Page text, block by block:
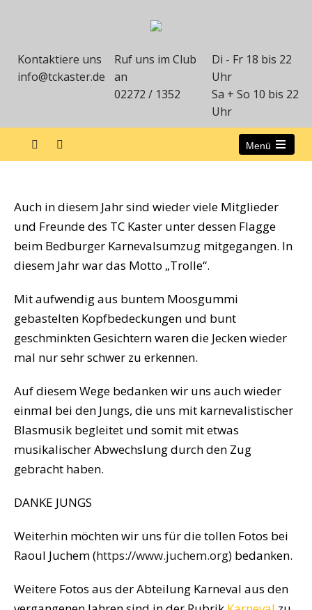
Kontaktiere uns
info@tckaster.de
Ruf uns im Club
an
02272 / 1352
Di - Fr 18 bis 22
Uhr
Sa + So 10 bis 22
Uhr
Menü
Auch in diesem Jahr sind wieder viele Mitglieder
und Freunde des TC Kaster unter dessen Flagge
beim Bedburger Karnevalsumzug mitgegangen. In
diesem Jahr war das Motto „Trolle“.
Mit aufwendig aus buntem Moosgummi
gebastelten Kopfbedeckungen und bunt
geschminkten Gesichtern waren die Jecken wieder
mal nur sehr schwer zu erkennen.
Auf diesem Wege bedanken wir uns auch wieder
einmal bei den Jungs, die uns mit karnevalistischer
Blasmusik begleitet und somit mit etwas
musikalischer Abwechslung durch den Zug
gebracht haben.
DANKE JUNGS
Weiterhin möchten wir uns für die tollen Fotos bei
Raoul Juchem (https://www.juchem.org) bedanken.
Weitere Fotos aus der Abteilung Karneval aus den